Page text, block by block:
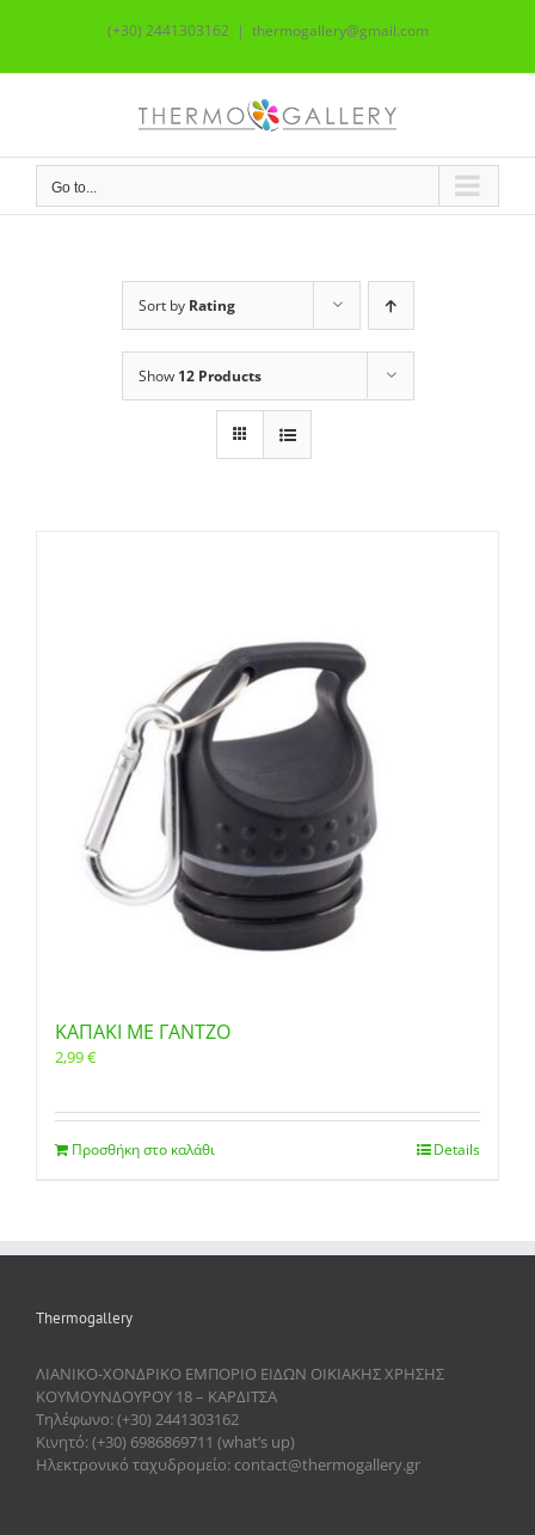
(+30) 2441303162 | thermogallery@gmail.com
Go to...
Sort by Rating
Show 12 Products
ΚΑΠΑΚΙ ΜΕ ΓΑΝΤΖΟ
2,99€
Προσθήκη στο καλάθι Details
Thermogallery
ΛΙΑΝΙΚΟ-ΧΟΝΔΡΙΚΟ ΕΜΠΟΡΙΟ ΕΙΔΩΝ ΟΙΚΙΑΚΗΣ ΧΡΗΣΗΣ
ΚΟΥΜΟΥΝΔΟΥΡΟΥ 18 – ΚΑΡΔΙΤΣΑ
Τηλέφωνο: (+30) 2441303162
Κινητό: (+30) 6986869711 (what’s up)
Ηλεκτρονικό ταχυδρομείο: contact@thermogallery.gr